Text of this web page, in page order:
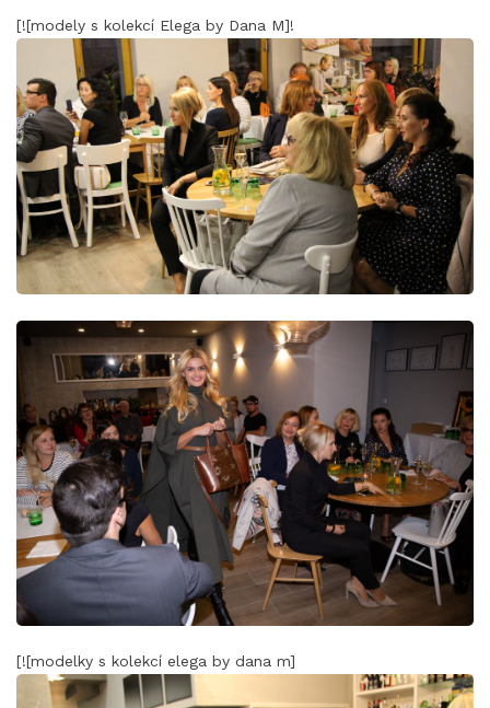
[![modely s kolekcí Elega by Dana M]!
[![modelky s kolekcí elega by dana m]